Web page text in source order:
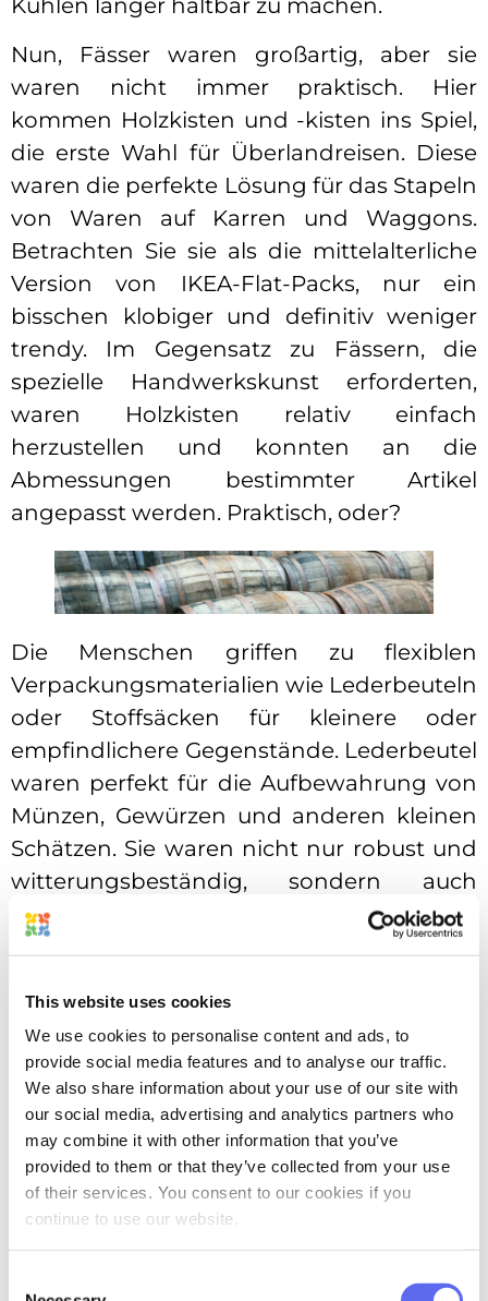
This website uses cookies
We use cookies to personalise content and ads, to
provide social media features and to analyse our traffic.
We also share information about your use of our site with
our social media, advertising and analytics partners who
may combine it with other information that you’ve
provided to them or that they’ve collected from your use
of their services. You consent to our cookies if you
continue to use our website.
Kühlen länger haltbar zu machen.
Nun, Fässer waren großartig, aber sie
waren nicht immer praktisch. Hier
kommen Holzkisten und -kisten ins Spiel,
die erste Wahl für Überlandreisen. Diese
waren die perfekte Lösung für das Stapeln
von Waren auf Karren und Waggons.
Betrachten Sie sie als die mittelalterliche
Version von IKEA-Flat-Packs, nur ein
bisschen klobiger und definitiv weniger
trendy. Im Gegensatz zu Fässern, die
spezielle Handwerkskunst erforderten,
waren Holzkisten relativ einfach
herzustellen und konnten an die
Abmessungen bestimmter Artikel
angepasst werden. Praktisch, oder?
Die Menschen griffen zu flexiblen
Verpackungsmaterialien wie Lederbeuteln
oder Stoffsäcken für kleinere oder
empfindlichere Gegenstände. Lederbeutel
waren perfekt für die Aufbewahrung von
Münzen, Gewürzen und anderen kleinen
Schätzen. Sie waren nicht nur robust und
witterungsbeständig, sondern auch
ziemlich stylisch.
Stoffsäcke hingegen waren die
ultimativen Multitasker. Sie waren leicht,
wiederverwendbar und einfach zu
transportieren, egal ob Sie auf dem Weg
zum Markt oder auf einer langen Reise
waren. Die mittelalterliche Antwort auf
das heutige „Reduzieren,
Wiederverwenden, Recyceln“ – das ist
umweltfreundliches Denken, das seiner
Zeit voraus ist!